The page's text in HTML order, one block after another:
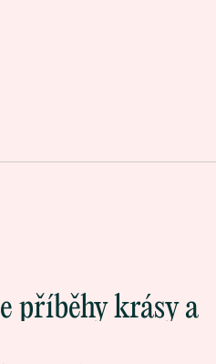
příběhy krásy a